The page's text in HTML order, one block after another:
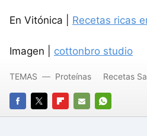
En Vitónica | Recetas ricas
Imagen | cottonbro studio
FACEBOOK
TWITTERFLIPBOARD
E-
WHATSAPP
TEMAS Proteínas Recetas